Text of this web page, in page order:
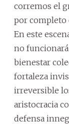
corremos el
por completo
En este
no
bienestar
fortaleza
irreversible
aristocracia
defensa